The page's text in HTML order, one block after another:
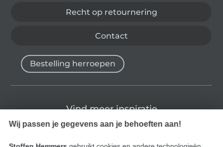
Recht op retournering
Contact
Bestelling herroepen
Vind meer inspiratie
Wij passen je gegevens aan je behoeften aan!